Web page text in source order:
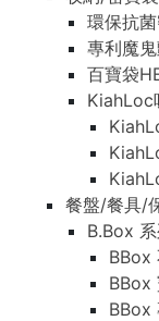
環保抗
專利魔
百寶袋
KiahLoc
餐盤/餐具/
B.Box
BBox
BBox
BBox